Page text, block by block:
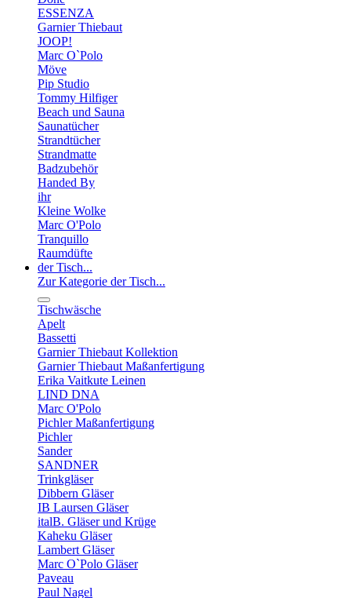
ESSENZA
Garnier Thiebaut
JOOP!
Marc O`Polo
Möve
Pip Studio
Tommy Hilfiger
Beach und Sauna
Saunatücher
Strandtücher
Strandmatte
Badzubehör
Handed By
ihr
Kleine Wolke
Marc O'Polo
Tranquillo
Raumdüfte
der Tisch...
Zur Kategorie der Tisch...
Tischwäsche
Apelt
Bassetti
Garnier Thiebaut Kollektion
Garnier Thiebaut Maßanfertigung
Erika Vaitkute Leinen
LIND DNA
Marc O'Polo
Pichler Maßanfertigung
Pichler
Sander
SANDNER
Trinkgläser
Dibbern Gläser
IB Laursen Gläser
italB. Gläser und Krüge
Kaheku Gläser
Lambert Gläser
Marc O`Polo Gläser
Paveau
Paul Nagel